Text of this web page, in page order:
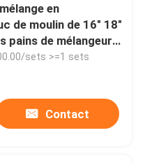
en
de moulin de 16" 18"
pains de mélangeur
d'actions
sets >=1 sets
Contact